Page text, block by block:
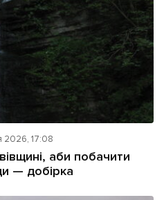
2026, 17:08
аби побачити
— добірка